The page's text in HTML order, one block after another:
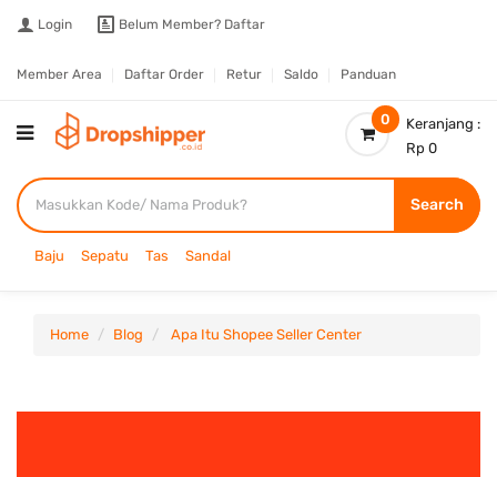
Login Belum Member? Daftar
Member Area Daftar Order Retur Saldo Panduan
0
Keranjang :
Rp 0
Search
Baju Sepatu Tas Sandal
Home Blog Apa Itu Shopee Seller Center